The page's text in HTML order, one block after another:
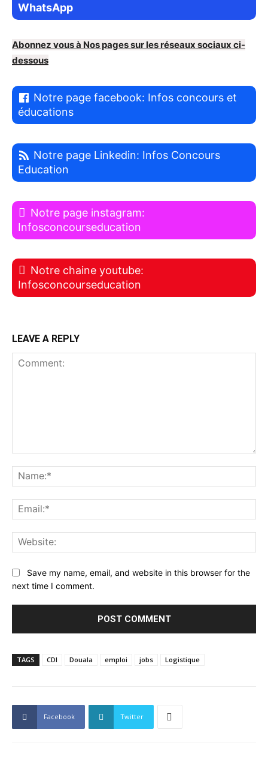
WhatsApp
Abonnez vous à Nos pages sur les réseaux sociaux ci-
dessous
Notre page facebook: Infos concours et
éducations
Notre page Linkedin: Infos Concours
Education
Notre page instagram:
Infosconcourseducation
Notre chaine youtube:
Infosconcourseducation
LEAVE A REPLY
Save my name, email, and website in this browser for the
next time I comment.
TAGS CDI Douala emploi jobs Logistique
Facebook Twitter